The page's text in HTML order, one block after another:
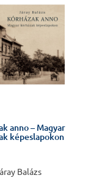
anno – Magyar
képeslapokon
Balázs